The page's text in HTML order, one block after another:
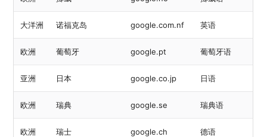
大洋洲 诺福克岛 google.com.nf 英语
欧洲 葡萄牙 google.pt 葡萄牙语
亚洲 日本 google.co.jp 日语
欧洲 瑞典 google.se 瑞典语
欧洲 瑞士 google.ch 德语